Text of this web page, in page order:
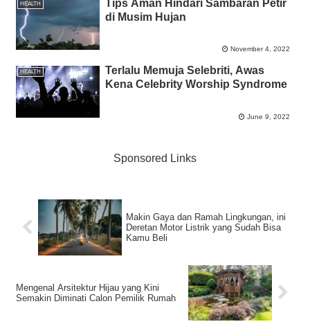
HEALTH
Tips Aman Hindari Sambaran Petir
di Musim Hujan
November 4, 2022
HEALTH
Terlalu Memuja Selebriti, Awas
Kena Celebrity Worship Syndrome
June 9, 2022
Sponsored Links
Makin Gaya dan Ramah Lingkungan, ini
Deretan Motor Listrik yang Sudah Bisa
Kamu Beli
Mengenal Arsitektur Hijau yang Kini
Semakin Diminati Calon Pemilik Rumah